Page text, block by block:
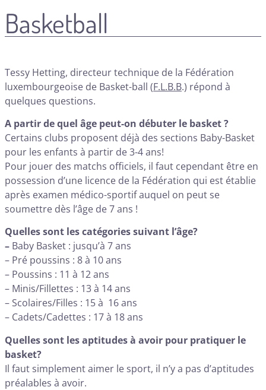
Basketball
Tessy Hetting, directeur technique de la Fédération
luxembourgeoise de Basket-ball (F.L.B.B.) répond à
quelques questions.
A partir de quel âge peut-on débuter le basket ?
Certains clubs proposent déjà des sections Baby-Basket
pour les enfants à partir de 3-4 ans!
Pour jouer des matchs officiels, il faut cependant être en
possession d’une licence de la Fédération qui est établie
après examen médico-sportif auquel on peut se
soumettre dès l’âge de 7 ans !
Quelles sont les catégories suivant l’âge?
– Baby Basket : jusqu’à 7 ans
– Pré poussins : 8 à 10 ans
– Poussins : 11 à 12 ans
– Minis/Fillettes : 13 à 14 ans
– Scolaires/Filles : 15 à 16 ans
– Cadets/Cadettes : 17 à 18 ans
Quelles sont les aptitudes à avoir pour pratiquer le
basket?
Il faut simplement aimer le sport, il n’y a pas d’aptitudes
préalables à avoir.